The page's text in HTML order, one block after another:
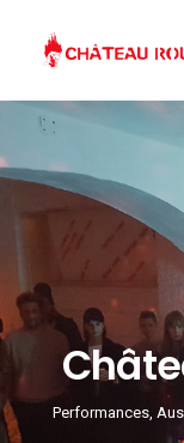
Performances,